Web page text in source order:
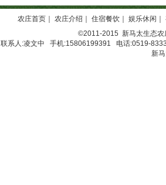
农庄首页｜ 农庄介绍 住宿餐饮｜ 娱乐休闲
©2011-2015 新马太生态农
联系人:凌文中 手机:15806199391 电话:0519-
新